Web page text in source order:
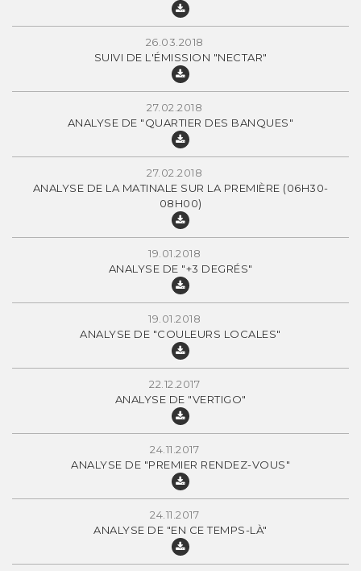
26.03.2018
SUIVI DE L'ÉMISSION "NECTAR"
27.02.2018
ANALYSE DE "QUARTIER DES BANQUES"
27.02.2018
ANALYSE DE LA MATINALE SUR LA PREMIÈRE (06H30-
08H00)
19.01.2018
ANALYSE DE "+3 DEGRÉS"
19.01.2018
ANALYSE DE "COULEURS LOCALES"
22.12.2017
ANALYSE DE "VERTIGO"
24.11.2017
ANALYSE DE "PREMIER RENDEZ-VOUS"
24.11.2017
ANALYSE DE "EN CE TEMPS-LÀ"